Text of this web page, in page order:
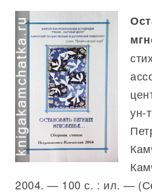
ун-
2004. — 100 с. : ил. —